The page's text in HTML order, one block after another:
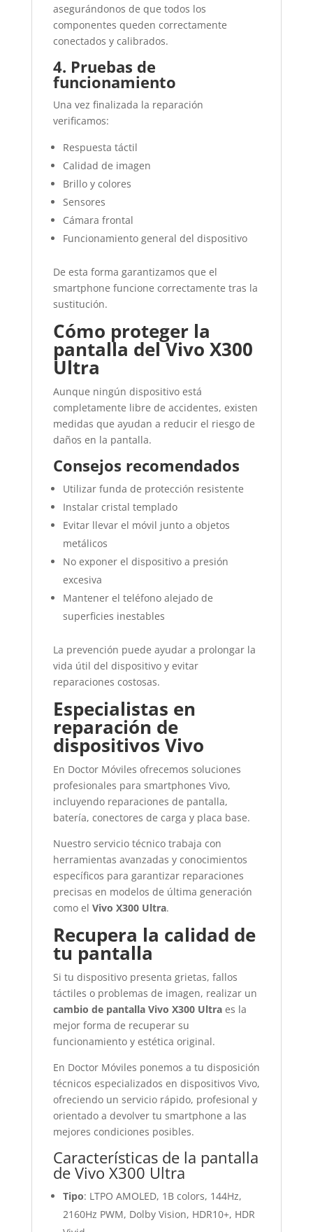
asegurándonos de que todos los
componentes queden correctamente
conectados y calibrados.
4. Pruebas de
funcionamiento
Una vez finalizada la reparación
verificamos:
Respuesta táctil
Calidad de imagen
Brillo y colores
Sensores
Cámara frontal
Funcionamiento general del dispositivo
De esta forma garantizamos que el
smartphone funcione correctamente tras la
sustitución.
Cómo proteger la
pantalla del Vivo X300
Ultra
Aunque ningún dispositivo está
completamente libre de accidentes, existen
medidas que ayudan a reducir el riesgo de
daños en la pantalla.
Consejos recomendados
Utilizar funda de protección resistente
Instalar cristal templado
Evitar llevar el móvil junto a objetos
metálicos
No exponer el dispositivo a presión
excesiva
Mantener el teléfono alejado de
superficies inestables
La prevención puede ayudar a prolongar la
vida útil del dispositivo y evitar
reparaciones costosas.
Especialistas en
reparación de
dispositivos Vivo
En Doctor Móviles ofrecemos soluciones
profesionales para smartphones Vivo,
incluyendo reparaciones de pantalla,
batería, conectores de carga y placa base.
Nuestro servicio técnico trabaja con
herramientas avanzadas y conocimientos
específicos para garantizar reparaciones
precisas en modelos de última generación
como el Vivo X300 Ultra.
Recupera la calidad de
tu pantalla
Si tu dispositivo presenta grietas, fallos
táctiles o problemas de imagen, realizar un
cambio de pantalla Vivo X300 Ultraes la
mejor forma de recuperar su
funcionamiento y estética original.
En Doctor Móviles ponemos a tu disposición
técnicos especializados en dispositivos Vivo,
ofreciendo un servicio rápido, profesional y
orientado a devolver tu smartphone a las
mejores condiciones posibles.
Características de la pantalla
de Vivo X300 Ultra
Tipo: LTPO AMOLED, 1B colors, 144Hz,
2160Hz PWM, Dolby Vision, HDR10+, HDR